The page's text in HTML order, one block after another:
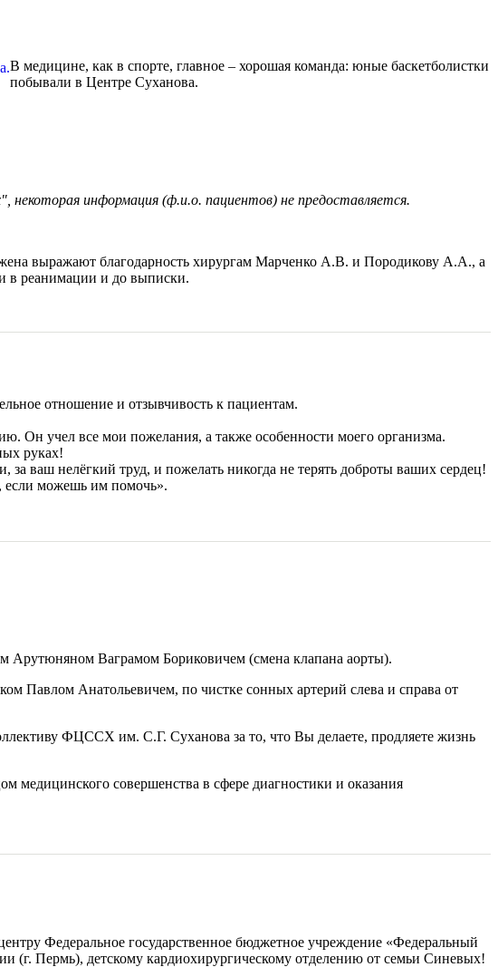
В медицине, как в спорте, главное – хорошая команда: юные баскетболистки
побывали в Центре Суханова.
некоторая информация (ф.и.о. пациентов) не предоставляется.
выражают благодарность хирургам Марченко А.В. и Породикову А.А., а
в реанимации и до выписки.
отношение и отзывчивость к пациентам.
Он учел все мои пожелания, а также особенности моего организма.
руках!
ваш нелёгкий труд, и пожелать никогда не терять доброты ваших сердец!
если можешь им помочь».
Арутюняном Ваграмом Бориковичем (смена клапана аорты).
Павлом Анатольевичем, по чистке сонных артерий слева и справа от
ФЦССХ им. С.Г. Суханова за то, что Вы делаете, продляете жизнь
медицинского совершенства в сфере диагностики и оказания
Федеральное государственное бюджетное учреждение «Федеральный
(г. Пермь), детскому кардиохирургическому отделению от семьи Синевых!